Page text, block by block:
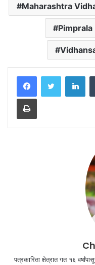
Maharashtra
Pimprala
Print
पत्रकारिता क्षेत्रात गत १६